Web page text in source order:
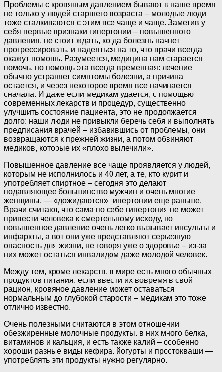
Проблемы с кровяным давлением бывают в наше время
не только у людей старшего возраста – молодые люди
тоже сталкиваются с этим все чаще и чаще. Заметив у
себя первые признаки гипертонии – повышенного
давления, не стоит ждать, когда болезнь начнет
прогрессировать, и надеяться на то, что врачи всегда
окажут помощь. Разумеется, медицина нам старается
помочь, но помощь эта всегда временная: лечение
обычно устраняет симптомы болезни, а причина
остается, и через некоторое время все начинается
сначала. И даже если медикам удается, с помощью
современных лекарств и процедур, существенно
улучшить состояние пациента, это не продолжается
долго: наши люди не привыкли беречь себя и выполнять
предписания врачей – избавившись от проблемы, они
возвращаются к прежней жизни, а потом обвиняют
медиков, которые их «плохо вылечили».
Повышенное давление все чаще проявляется у людей,
которым не исполнилось и 40 лет, а те, кто курит и
употребляет спиртное – сегодня это делают
подавляющее большинство мужчин и очень многие
женщины, — «дожидаются» гипертонии еще раньше.
Врачи считают, что сама по себе гипертония не может
привести человека к смертельному исходу, но
повышенное давление очень легко вызывает инсульты и
инфаркты, а вот они уже представляют серьезную
опасность для жизни, не говоря уже о здоровье – из-за
них может остаться инвалидом даже молодой человек.
Между тем, кроме лекарств, в мире есть много обычных
продуктов питания: если ввести их вовремя в свой
рацион, кровяное давление может оставаться
нормальным до глубокой старости – медикам это тоже
отлично известно.
Очень полезными считаются в этом отношении
обезжиренные молочные продукты. в них много белка,
витаминов и кальция, и есть также калий – особенно
хороши разные виды кефира. йогурты и простокваши —
употреблять эти продукты нужно регулярно.